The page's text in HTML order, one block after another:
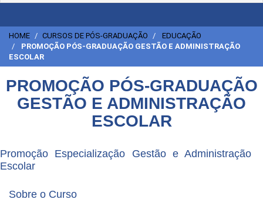
HOME CURSOS DE PÓS-GRADUAÇÃO
EDUCAÇÃO
PROMOÇÃO PÓS-GRADUAÇÃO GESTÃO E ADMINISTRAÇÃO
ESCOLAR
PROMOÇÃO PÓS-GRADUAÇÃO
GESTÃO E ADMINISTRAÇÃO
ESCOLAR
Promoção Especialização Gestão e Administração
Escolar
Sobre o Curso